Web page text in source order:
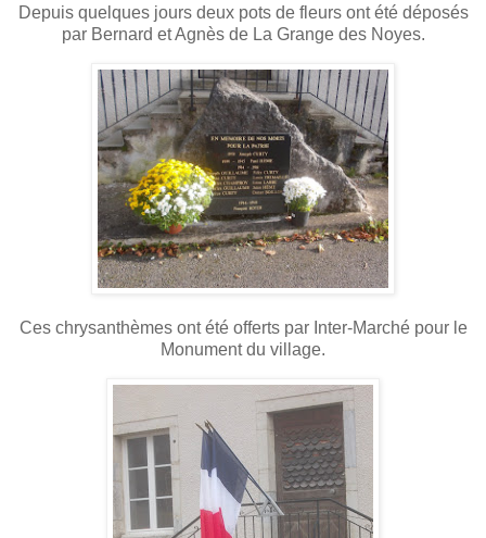
Depuis quelques jours deux pots de fleurs ont été déposés
par Bernard et Agnès de La Grange des Noyes.
Ces chrysanthèmes ont été offerts par Inter-Marché pour le
Monument du village.